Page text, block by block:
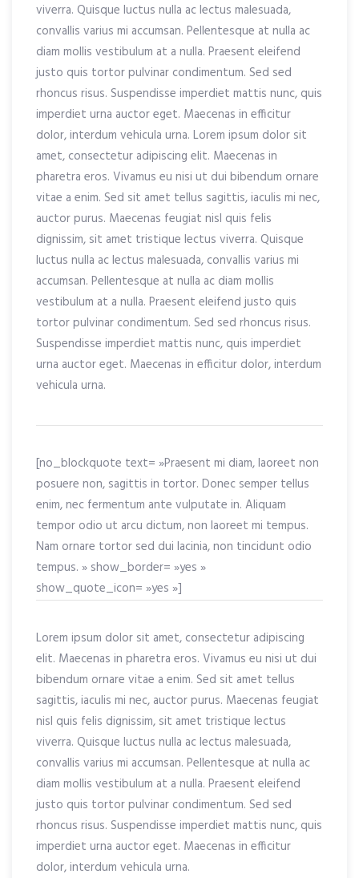
viverra. Quisque luctus nulla ac lectus malesuada,
convallis varius mi accumsan. Pellentesque at nulla ac
diam mollis vestibulum at a nulla. Praesent eleifend
justo quis tortor pulvinar condimentum. Sed sed
rhoncus risus. Suspendisse imperdiet mattis nunc, quis
imperdiet urna auctor eget. Maecenas in efficitur
dolor, interdum vehicula urna. Lorem ipsum dolor sit
amet, consectetur adipiscing elit. Maecenas in
pharetra eros. Vivamus eu nisi ut dui bibendum ornare
vitae a enim. Sed sit amet tellus sagittis, iaculis mi nec,
auctor purus. Maecenas feugiat nisl quis felis
dignissim, sit amet tristique lectus viverra. Quisque
luctus nulla ac lectus malesuada, convallis varius mi
accumsan. Pellentesque at nulla ac diam mollis
vestibulum at a nulla. Praesent eleifend justo quis
tortor pulvinar condimentum. Sed sed rhoncus risus.
Suspendisse imperdiet mattis nunc, quis imperdiet
urna auctor eget. Maecenas in efficitur dolor, interdum
vehicula urna.
[no_blockquote text= »Praesent mi diam, laoreet non
posuere non, sagittis in tortor. Donec semper tellus
enim, nec fermentum ante vulputate in. Aliquam
tempor odio ut arcu dictum, non laoreet mi tempus.
Nam ornare tortor sed dui lacinia, non tincidunt odio
tempus. » show_border= »yes »
show_quote_icon= »yes »]
Lorem ipsum dolor sit amet, consectetur adipiscing
elit. Maecenas in pharetra eros. Vivamus eu nisi ut dui
bibendum ornare vitae a enim. Sed sit amet tellus
sagittis, iaculis mi nec, auctor purus. Maecenas feugiat
nisl quis felis dignissim, sit amet tristique lectus
viverra. Quisque luctus nulla ac lectus malesuada,
convallis varius mi accumsan. Pellentesque at nulla ac
diam mollis vestibulum at a nulla. Praesent eleifend
justo quis tortor pulvinar condimentum. Sed sed
rhoncus risus. Suspendisse imperdiet mattis nunc, quis
imperdiet urna auctor eget. Maecenas in efficitur
dolor, interdum vehicula urna.